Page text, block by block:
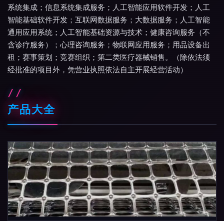
系统集成；信息系统集成服务；人工智能应用软件开发；人工
智能基础软件开发；互联网数据服务；大数据服务；人工智能
通用应用系统；人工智能基础资源与技术；健康咨询服务（不
含诊疗服务）；心理咨询服务；物联网应用服务；用品设备出
租；赛事策划；竞赛组织；第二类医疗器械销售。（除依法须
经批准的项目外，凭营业执照依法自主开展经营活动）
产品大全